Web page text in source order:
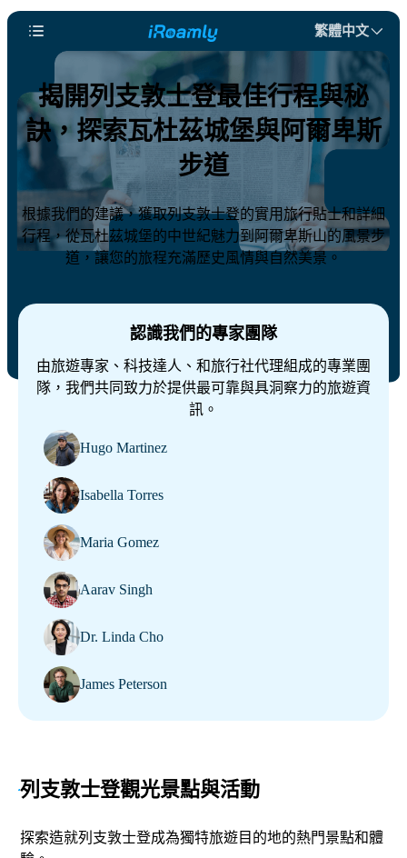
繁體中文
揭開列支敦士登最佳行程與秘
訣，探索瓦杜茲城堡與阿爾卑斯
步道
根據我們的建議，獲取列支敦士登的實用旅行貼士和詳細
行程，從瓦杜茲城堡的中世紀魅力到阿爾卑斯山的風景步
道，讓您的旅程充滿歷史風情與自然美景。
認識我們的專家團隊
由旅遊專家、科技達人、和旅行社代理組成的專業團
隊，我們共同致力於提供最可靠與具洞察力的旅遊資
訊。
Hugo Martinez
Isabella Torres
Maria Gomez
Aarav Singh
Dr. Linda Cho
James Peterson
列支敦士登觀光景點與活動
探索造就列支敦士登成為獨特旅遊目的地的熱門景點和體